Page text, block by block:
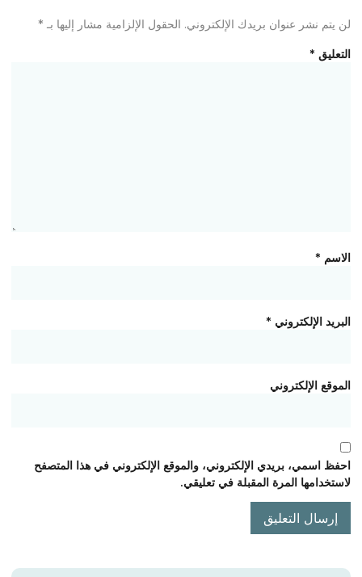
لن يتم نشر عنوان بريدك الإلكتروني. الحقول الإلزامية مشار إليها بـ *
التعليق *
الاسم *
البريد الإلكتروني *
الموقع الإلكتروني
احفظ اسمي، بريدي الإلكتروني، والموقع الإلكتروني في هذا المتصفح
لاستخدامها المرة المقبلة في تعليقي.